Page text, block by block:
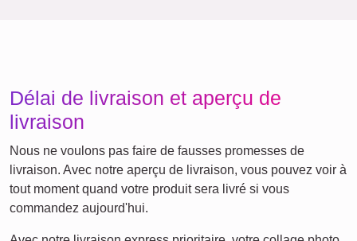
neutres.
Quelque chose pour chaque
occasion...
Ces collages font des cadeaux parfaits pour toutes sortes
d'occasions, que ce soit un anniversaire, une pendaison de